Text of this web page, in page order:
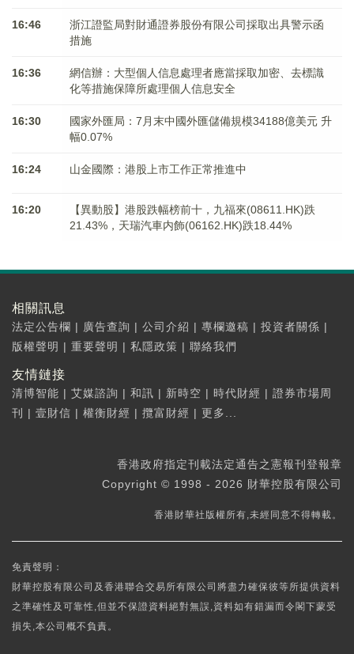
16:46
浙江證監局對財通證券股份有限公司採取出具警示函
措施
16:36
網信辦：大型個人信息處理者應當採取加密、去標識
化等措施保障所處理個人信息安全
16:30
國家外匯局：7月末中國外匯儲備規模34188億美元 升
幅0.07%
16:24 山金國際：港股上市工作正常推進中
16:20
【異動股】港股跌幅榜前十，九福來(08611.HK)跌
21.43%，天瑞汽車内飾(06162.HK)跌18.44%
相關訊息
法定公告欄 | 廣告查詢 | 公司介紹 | 專欄邀稿 | 投資者關係 |
版權聲明 | 重要聲明 | 私隱政策 | 聯絡我們
友情鏈接
清博智能 | 艾媒諮詢 | 和訊 | 新時空 | 時代財經 | 證券市場周
刊
| 壹財信 | 權衡財經 | 攬富財經 | 更多...
香港政府指定刊載法定通告之憲報刊登報章
Copyright © 1998 - 2026 財華控股有限公司
香港財華社版權所有,未經同意不得轉載。
免責聲明：
財華控股有限公司及香港聯合交易所有限公司將盡力確保彼等所提供資料
之準確性及可靠性,但並不保證資料絕對無誤,資料如有錯漏而令閣下蒙受
損失,本公司概不負責。